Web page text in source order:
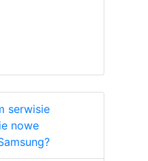
serwisie
nowe